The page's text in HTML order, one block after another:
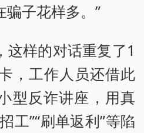
子花样多。”
这样的对话重复了1
，工作人员还借此
型反诈讲座，用真
工”“刷单返利”等陷